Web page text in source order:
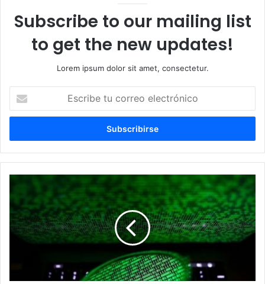
Subscribe to our mailing list
to get the new updates!
Lorem ipsum dolor sit amet, consectetur.
correo